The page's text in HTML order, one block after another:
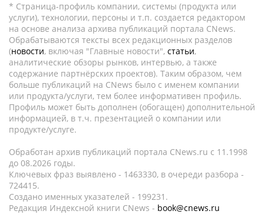
* Страница-профиль компании, системы (продукта или
услуги), технологии, персоны и т.п. создается редактором
на основе анализа архива публикаций портала CNews.
Обрабатываются тексты всех редакционных разделов
(новости, включая "Главные новости", статьи,
аналитические обзоры рынков, интервью, а также
содержание партнёрских проектов). Таким образом, чем
больше публикаций на CNews было с именем компании
или продукта/услуги, тем более информативен профиль.
Профиль может быть дополнен (обогащен) дополнительной
информацией, в т.ч. презентацией о компании или
продукте/услуге.
Обработан архив публикаций портала CNews.ru c 11.1998
до 08.2026 годы.
Ключевых фраз выявлено - 1463330, в очереди разбора -
724415.
Создано именных указателей - 199231.
Редакция Индексной книги CNews - book@cnews.ru